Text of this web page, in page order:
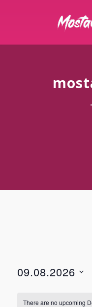
09.08.2026
date.
There are no upcoming